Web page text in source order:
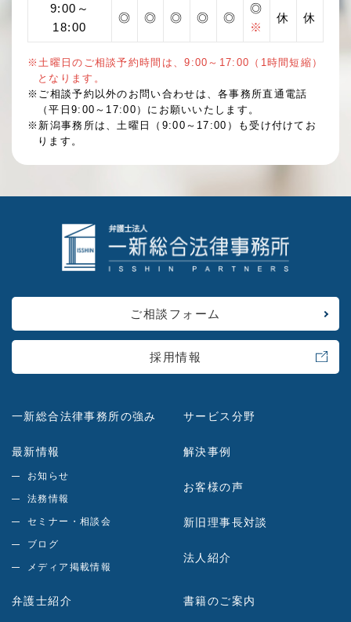
9:00～
18:00
◎ ◎ ◎ ◎ ◎
◎
※
休 休
※土曜日のご相談予約時間は、9:00～17:00（1時間短縮）
となります。
※ご相談予約以外のお問い合わせは、各事務所直通電話
（平日9:00～17:00）にお願いいたします。
※新潟事務所は、土曜日（9:00～17:00）も受け付けてお
ります。
ご相談フォーム
採用情報
一新総合法律事務所の強み
最新情報
お知らせ
法務情報
セミナー・相談会
ブログ
メディア掲載情報
サービス分野
解決事例
お客様の声
新旧理事長対談
法人紹介
弁護士紹介 書籍のご案内